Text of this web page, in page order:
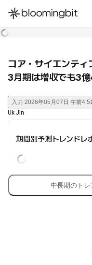
한국어
コア・サイエンティ
3月期は増収でも3
入力 2026年05月07日 午前
Uk Jin
期間別予測トレンドレ
中長期のト